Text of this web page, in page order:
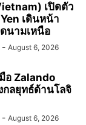
เปิดตัว
เดินหน้า
นามเหนือ
- August 6, 2026
อ Zalando
กลยุทธ์ด้านโลจิ
- August 6, 2026